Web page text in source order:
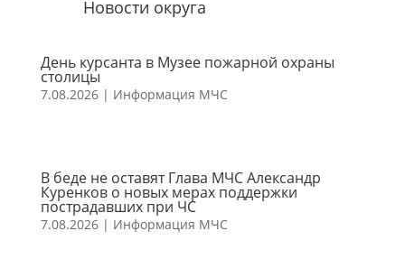
Новости округа
День курсанта в Музее пожарной охраны
столицы
7.08.2026| Информация МЧС
В беде не оставят Глава МЧС Александр
Куренков о новых мерах поддержки
пострадавших при ЧС
7.08.2026| Информация МЧС